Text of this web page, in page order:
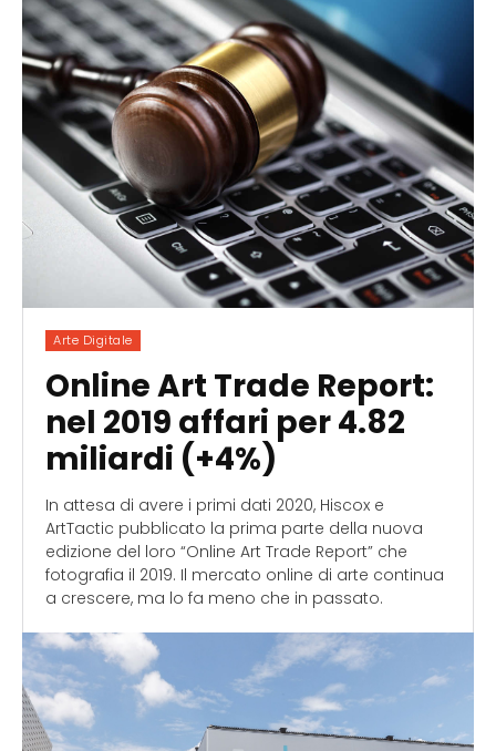
Arte Digitale
Online Art Trade Report:
nel 2019 affari per 4.82
miliardi (+4%)
In attesa di avere i primi dati 2020, Hiscox e
ArtTactic pubblicato la prima parte della nuova
edizione del loro “Online Art Trade Report” che
fotografia il 2019. Il mercato online di arte continua
a crescere, ma lo fa meno che in passato.